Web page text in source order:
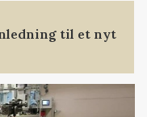
til et nyt